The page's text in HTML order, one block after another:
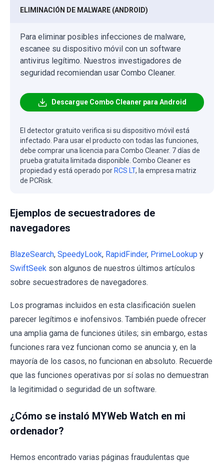
ELIMINACIÓN DE MALWARE (ANDROID)
Para eliminar posibles infecciones de malware,
escanee su dispositivo móvil con un software
antivirus legítimo. Nuestros investigadores de
seguridad recomiendan usar Combo Cleaner.
Descargue Combo Cleaner para Android
El detector gratuito verifica si su dispositivo móvil está
infectado. Para usar el producto con todas las funciones,
debe comprar una licencia para Combo Cleaner. 7 días de
prueba gratuita limitada disponible. Combo Cleaner es
propiedad y está operado por RCS LT, la empresa matriz
de PCRisk.
Ejemplos de secuestradores de
navegadores
BlazeSearch, SpeedyLook, RapidFinder, PrimeLookup y
SwiftSeek son algunos de nuestros últimos artículos
sobre secuestradores de navegadores.
Los programas incluidos en esta clasificación suelen
parecer legítimos e inofensivos. También puede ofrecer
una amplia gama de funciones útiles; sin embargo, estas
funciones rara vez funcionan como se anuncia y, en la
mayoría de los casos, no funcionan en absoluto. Recuerde
que las funciones operativas por sí solas no demuestran
la legitimidad o seguridad de un software.
¿Cómo se instaló MYWeb Watch en mi
ordenador?
Hemos encontrado varias páginas fraudulentas que